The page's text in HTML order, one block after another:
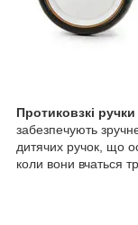
Протиковзкі
забезпечують
дитячих ручок, що
коли вони вчаться